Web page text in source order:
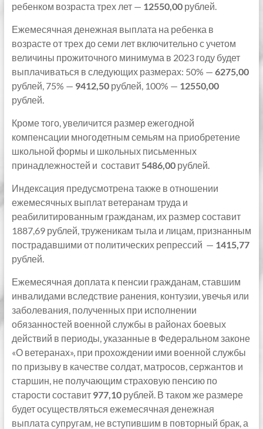
ребенком возраста трех лет — 12550,00рублей.
Ежемесячная денежная выплата на ребенка в
возрасте от трех до семи лет включительно с учетом
величины прожиточного минимума в 2023 году будет
выплачиваться в следующих размерах: 50% — 6275,00
рублей, 75% — 9412,50 рублей, 100% — 12550,00
рублей.
Кроме того, увеличится размер ежегодной
компенсации многодетным семьям на приобретение
школьной формы и школьных письменных
принадлежностей и составит 5486,00 рублей.
Индексация предусмотрена также в отношении
ежемесячных выплат ветеранам труда и
реабилитированным гражданам, их размер составит
1887,69 рублей, труженикам тыла и лицам, признанным
пострадавшими от политических репрессий — 1415,77
рублей.
Ежемесячная доплата к пенсии гражданам, ставшим
инвалидами вследствие ранения, контузии, увечья или
заболевания, полученных при исполнении
обязанностей военной службы в районах боевых
действий в периоды, указанные в Федеральном законе
«О ветеранах», при прохождении ими военной службы
по призыву в качестве солдат, матросов, сержантов и
старшин, не получающим страховую пенсию по
старости составит 977,10 рублей. В таком же размере
будет осуществляться ежемесячная денежная
выплата супругам, не вступившим в повторный брак, а